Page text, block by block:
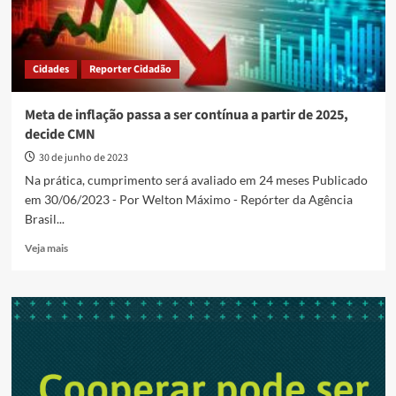
Cidades Reporter Cidadão
Meta de inflação passa a ser contínua a partir de 2025,
decide CMN
30 de junho de 2023
Na prática, cumprimento será avaliado em 24 meses Publicado
em 30/06/2023 - Por Welton Máximo - Repórter da Agência
Brasil...
Veja maisRead
Meta
ser